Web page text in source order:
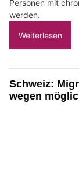
Personen mit
werden.
Weiterlesen
Schweiz:
wegen